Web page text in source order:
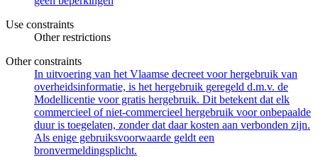
Use constraints
Other restrictions
Other constraints
In uitvoering van het Vlaamse decreet voor hergebruik van
overheidsinformatie, is het hergebruik geregeld d.m.v. de
Modellicentie voor gratis hergebruik. Dit betekent dat elk
commercieel of niet-commercieel hergebruik voor onbepaalde
duur is toegelaten, zonder dat daar kosten aan verbonden zijn.
Als enige gebruiksvoorwaarde geldt een
bronvermeldingsplicht.